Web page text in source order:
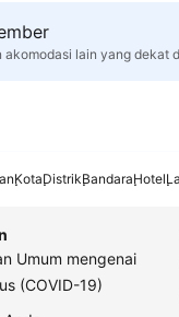
lain yang dekat
KotaDistrikBandaraHotel
Umum mengenai
(COVID-19)